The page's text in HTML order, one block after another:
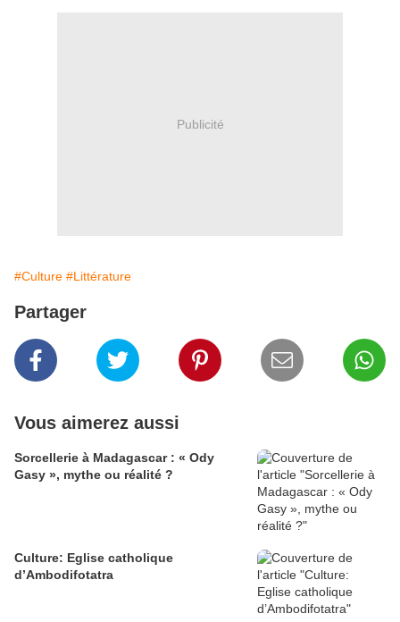
Publicité
#Culture #Littérature
Partager
Vous aimerez aussi
Sorcellerie à Madagascar : « Ody
Gasy », mythe ou réalité ?
Culture: Eglise catholique
d’Ambodifotatra